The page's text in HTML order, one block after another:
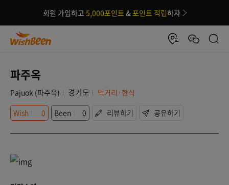
회원 가입하고 5,000포인트 &포인트 적립하자
파주옥
Pajuok (파주옥) 경기도
먹거리·한식
Wish
0 Been 0 리뷰하기 공유하기